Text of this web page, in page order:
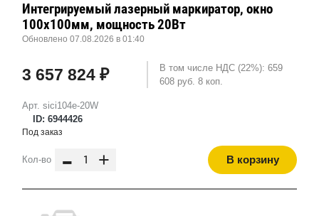
Арт. sici104e-20W
ID: 6944426
Интегрируемый лазерный маркиратор, окно
100х100мм, мощность 20Вт
Обновлено 07.08.2026 в 01:40
3 657 824 ₽
В том числе НДС (22%): 659
608 руб. 8 коп.
Под заказ
Кол-во - + В корзину